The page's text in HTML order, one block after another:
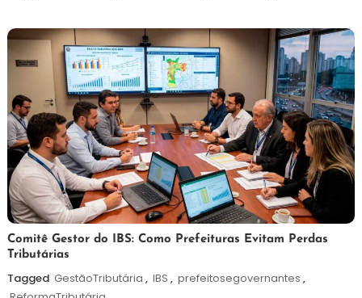
4
de
agosto
de
Redação
Comitê Gestor do IBS: Como Prefeituras Evitam Perdas
Tributárias
Tagged GestãoTributária , IBS , prefeitosegovernantes ,